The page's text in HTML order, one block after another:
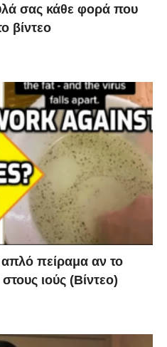
σας κάθε φορά που
βίντεο
απλό πείραμα αν το
ιούς (Βίντεο)